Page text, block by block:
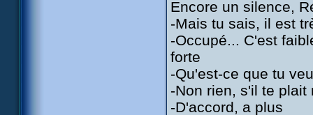
Encore un silence,
-Mais tu sais, il est
-Occupé... C'est
forte
-Qu'est-ce que tu
-Non rien, s'il te plait
-D'accord, a plus